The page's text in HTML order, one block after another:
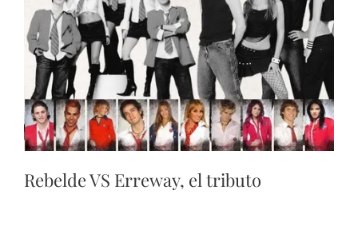
Rebelde VS Erreway, el tributo​